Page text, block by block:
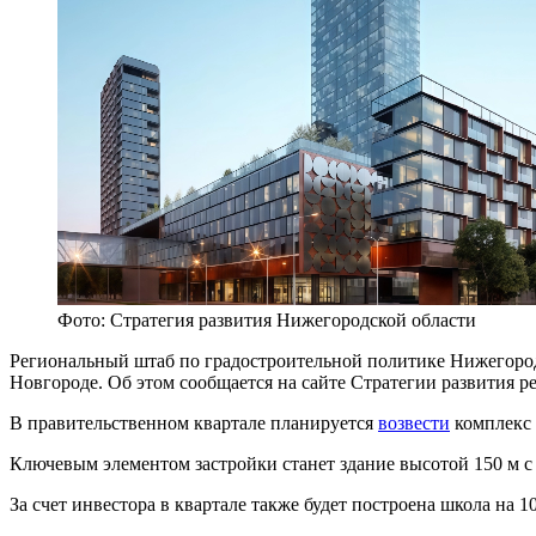
Фото: Стратегия развития Нижегородской области
Региональный штаб по градостроительной политике
Новгороде. Об этом сообщается на сайте Стратегии развития
В правительственном квартале планируется возвести
Ключевым элементом застройки станет здание высотой 150
За счет инвестора в квартале также будет построена школа